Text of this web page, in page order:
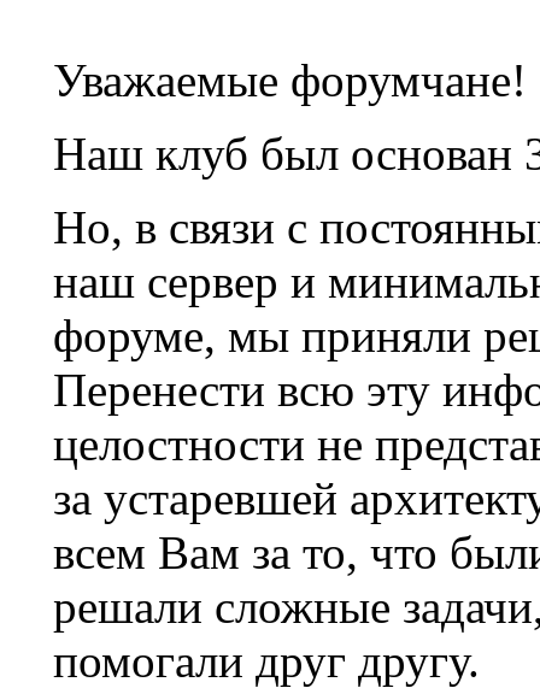
Уважаемые форумчане!
Наш клуб был основан
Но, в связи с
наш сервер и
форуме, мы приняли
Перенести всю эту
целостности не
за устаревшей
всем Вам за то, что
решали сложные
помогали друг другу.